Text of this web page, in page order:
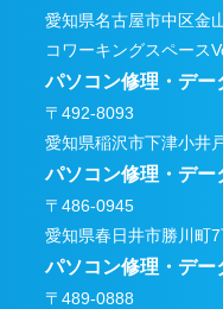
愛知県名古屋市中区金
コワーキングスペー
パソコン修理・デー
〒492-8093
愛知県稲沢市下津小井
パソコン修理・デー
〒486-0945
愛知県春日井市勝川町
パソコン修理・デー
〒489-0888